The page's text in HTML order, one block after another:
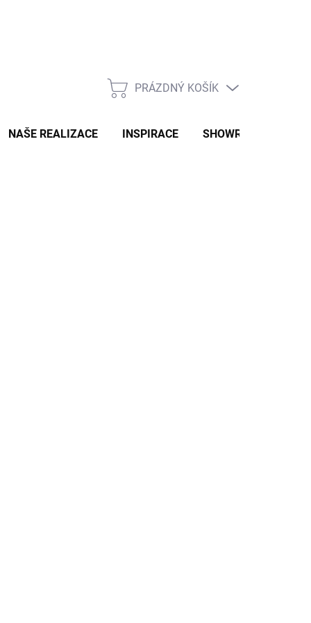
NÁKUPNÍ
PRÁZDNÝ KOŠÍK
NAŠE REALIZACE INSPIRACE SHOWROOM
nebo zcela volně. Přijďte se přesvědčit